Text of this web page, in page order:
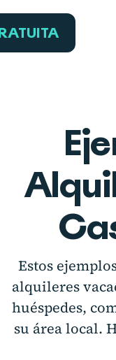
Estos
alquileres
huéspedes,
su área local.